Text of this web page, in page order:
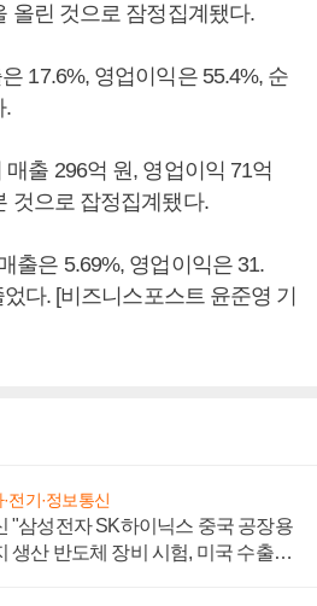
올린 것으로 잠정집계됐다.
17.6%, 영업이익은 55.4%, 순
.
출 296억 원, 영업이익 71억
것으로 잡정집계됐다.
출은 5.69%, 영업이익은 31.
다. [비즈니스포스트 윤준영 기
전기·정보통신
"삼성전자 SK하이닉스 중국 공장용
생산 반도체 장비 시험, 미국 수출통